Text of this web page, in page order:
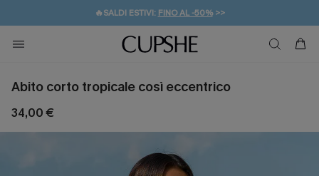
🔥SALDI ESTIVI: FINO AL -50%>>
🚚SPEDIZIONE GRATUITA DA 49€
💌REGALO PER I NUOVI: 20% DI SCONTO*
Abito corto tropicale così eccentrico
34,00 €